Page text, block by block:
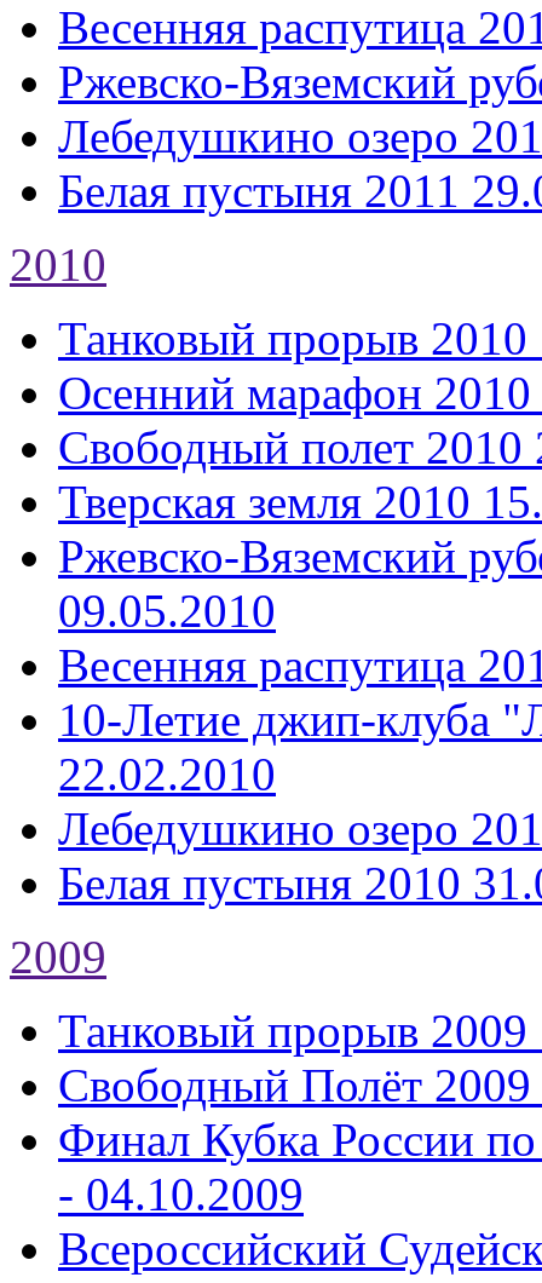
Весенняя распутица
Ржевско-Вяземский
Лебедушкино озеро
Белая пустыня 2011
2010
Танковый прорыв 2010
Осенний марафон 2010
Свободный полет 2010
Тверская земля 2010
Ржевско-Вяземский
09.05.2010
Весенняя распутица
10-Летие джип-клуба
22.02.2010
Лебедушкино озеро
Белая пустыня 2010
2009
Танковый прорыв 2009
Свободный Полёт 2009
Финал Кубка России
- 04.10.2009
Всероссийский